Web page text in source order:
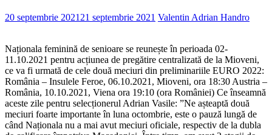
20 septembrie 2021 21 septembrie 2021 Valentin Adrian Handro
Naționala feminină de senioare se reunește în perioada 02-
11.10.2021 pentru acțiunea de pregătire centralizată de la Mioveni,
ce va fi urmată de cele două meciuri din preliminariile EURO 2022:
România – Insulele Feroe, 06.10.2021, Mioveni, ora 18:30 Austria –
România, 10.10.2021, Viena ora 19:10 (ora României) Ce înseamnă
aceste zile pentru selecționerul Adrian Vasile: ”Ne așteaptă două
meciuri foarte importante în luna octombrie, este o pauză lungă de
când Naționala nu a mai avut meciuri oficiale, respectiv de la dubla